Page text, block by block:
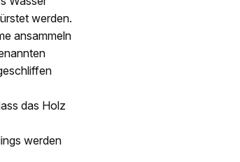
werden.
ansammeln
das Holz
werden